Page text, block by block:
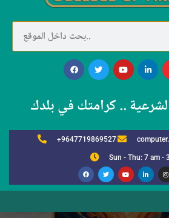
.. كرامتك في بلدك
+9647719869527
Sun - Thu: 7 am -